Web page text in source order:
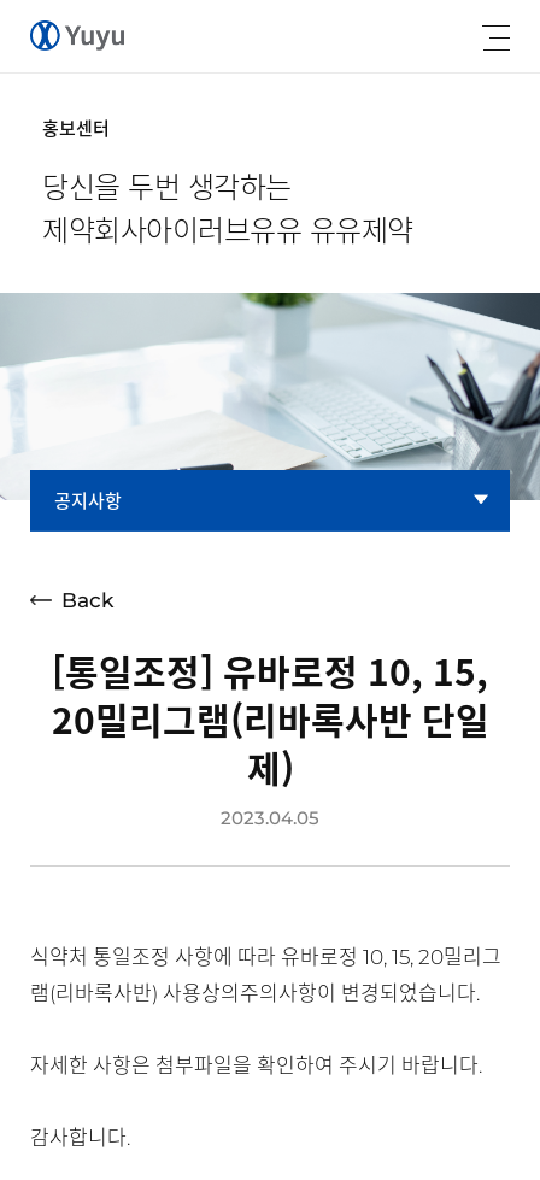
홍보센터
당신을 두번 생각하는
제약회사아이러브유유 유유제약
공지사항
광고소개
공지사항
고객지원
Back
[통일조정] 유바로정 10, 15,
20밀리그램(리바록사반 단일
제)
2023.04.05
식약처 통일조정 사항에 따라 유바로정 10, 15, 20밀리그
램(리바록사반) 사용상의주의사항이 변경되었습니다.
자세한 사항은 첨부파일을 확인하여 주시기 바랍니다.
감사합니다.